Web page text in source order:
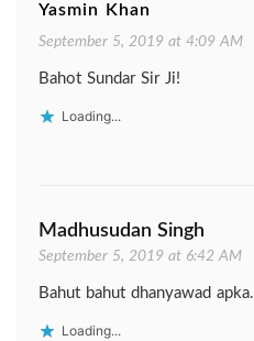
Yasmin Khan
September 5, 2019 at 4:09 AM
Bahot Sundar Sir Ji!
Loading...
Madhusudan Singh
September 5, 2019 at 6:42 AM
Bahut bahut dhanyawad apka.
Loading...